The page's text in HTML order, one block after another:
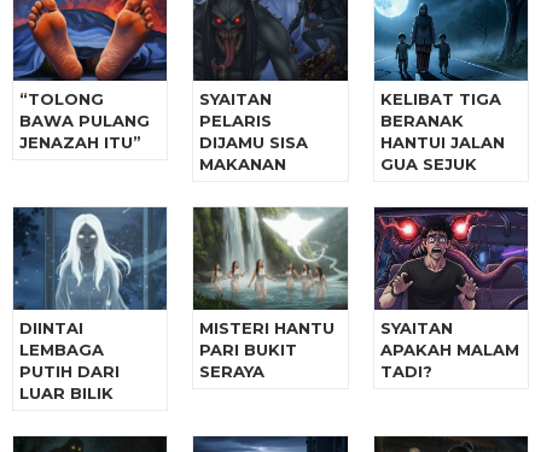
“TOLONG
BAWA PULANG
JENAZAH ITU”
SYAITAN
PELARIS
DIJAMU SISA
MAKANAN
KELIBAT TIGA
BERANAK
HANTUI JALAN
GUA SEJUK
DIINTAI
LEMBAGA
PUTIH DARI
LUAR BILIK
MISTERI HANTU
PARI BUKIT
SERAYA
SYAITAN
APAKAH MALAM
TADI?